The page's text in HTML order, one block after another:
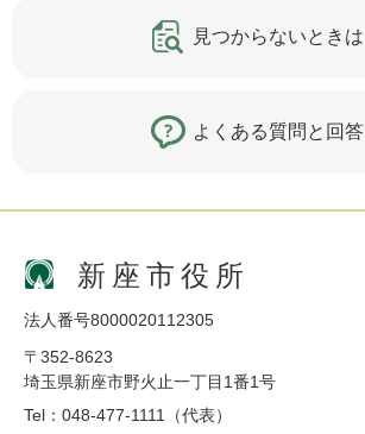
見つからないときは
よくある質問と回答
新座市役所
法人番号8000020112305
〒352-8623
埼玉県新座市野火止一丁目1番1号
Tel：048-477-1111（代表）